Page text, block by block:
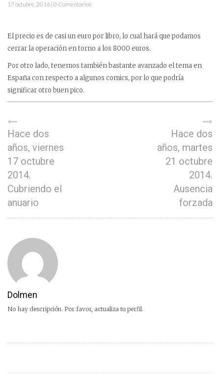
17 octubre, 2016 | 0 Comentarios
El precio es de casi un euro por libro, lo cual hará que podamos
cerrar la operación en torno a los 8000 euros.
Por otro lado, tenemos también bastante avanzado el tema en
España con respecto a algunos comics, por lo que podría
significar otro buen pico.
Hace dos
años, viernes
17 octubre
2014.
Cubriendo el
anuario
Hace dos
años, martes
21 octubre
2014.
Ausencia
forzada
Dolmen
No hay descripción. Por favor, actualiza tu perfil.